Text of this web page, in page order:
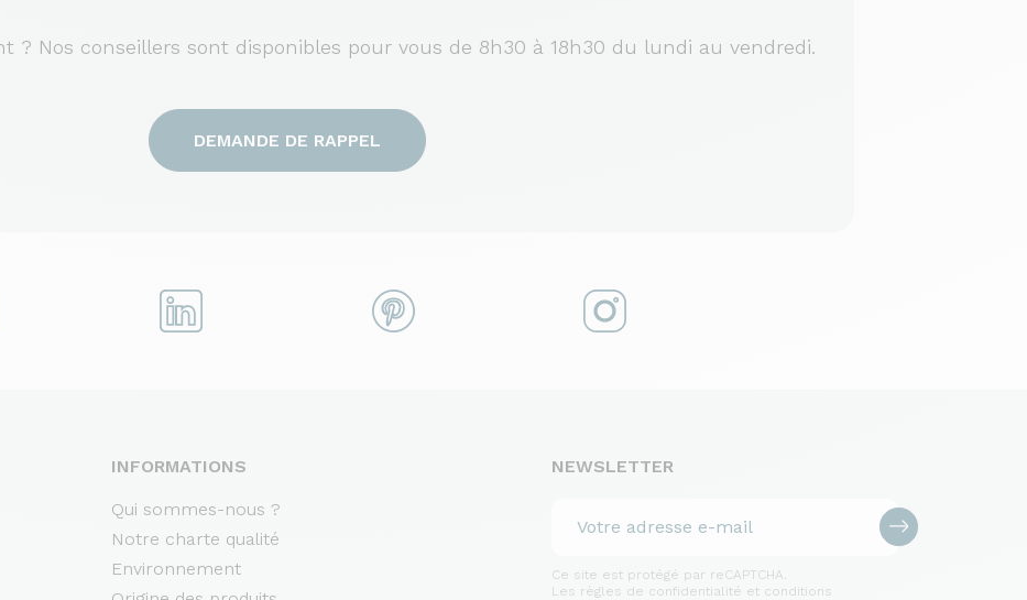
? Nos conseillers sont disponibles pour vous de 8h30 à 18h30 du lundi au vendredi.
DEMANDE DE RAPPEL
NEWSLETTER
Ce site est protégé par reCAPTCHA.
Les règles de confidentialité et conditions
INFORMATIONS
Qui sommes-nous ?
Notre charte qualité
Environnement